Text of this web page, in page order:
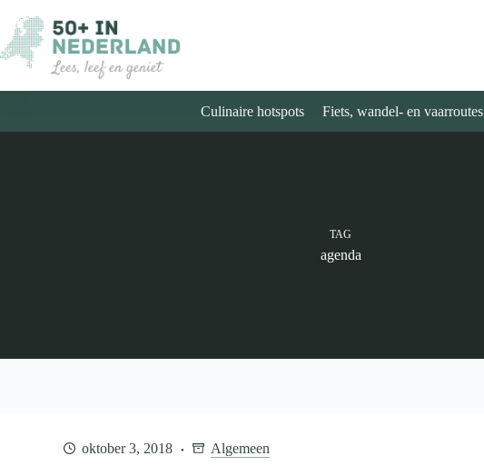
naar
de
inhoud
Culinaire hotspots Fiets, wandel- en vaarroutes
TAG
agenda
oktober 3, 2018 Algemeen